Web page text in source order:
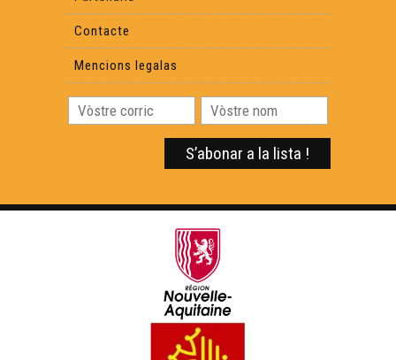
Contacte
Mencions legalas